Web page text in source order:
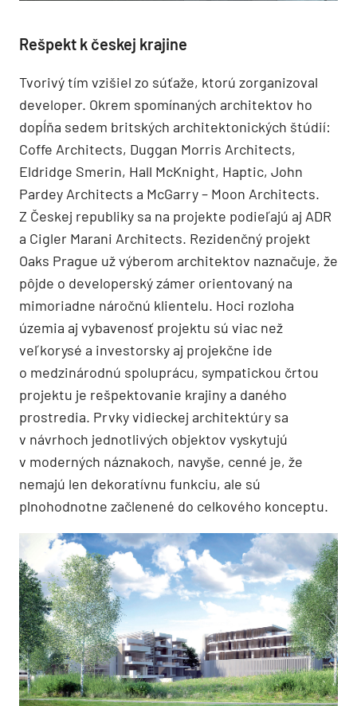
Rešpekt k českej krajine
Tvorivý tím vzišiel zo súťaže, ktorú zorganizoval
developer. Okrem spomínaných architektov ho
dopĺňa sedem britských architektonických štúdií:
Coffe Architects, Duggan Morris Architects,
Eldridge Smerin, Hall McKnight, Haptic, John
Pardey Architects a McGarry – Moon Architects.
Z Českej republiky sa na projekte podieľajú aj ADR
a Cigler Marani Architects. Rezidenčný projekt
Oaks Prague už výberom architektov naznačuje, že
pôjde o developerský zámer orientovaný na
mimoriadne náročnú klientelu. Hoci rozloha
územia aj vybavenosť projektu sú viac než
veľkorysé a investorsky aj projekčne ide
o medzinárodnú spoluprácu, sympatickou črtou
projektu je rešpektovanie krajiny a daného
prostredia. Prvky vidieckej architektúry sa
v návrhoch jednotlivých objektov vyskytujú
v moderných náznakoch, navyše, cenné je, že
nemajú len dekoratívnu funkciu, ale sú
plnohodnotne začlenené do celkového konceptu.